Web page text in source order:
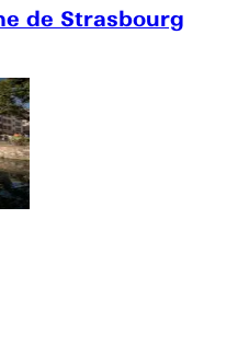
de Strasbourg